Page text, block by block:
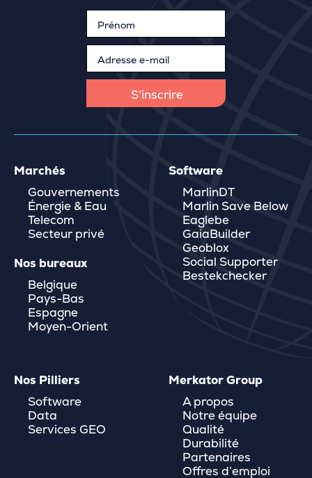
Marchés
Gouvernements
Énergie & Eau
Telecom
Secteur privé
Nos bureaux
Belgique
Pays-Bas
Espagne
Moyen-Orient
Software
MarlinDT
Marlin Save Below
Eaglebe
GaiaBuilder
Geoblox
Social Supporter
Bestekchecker
Nos Pilliers
Software
Data
Services GEO
Merkator Group
A propos
Notre équipe
Qualité
Durabilité
Partenaires
Offres d’emploi